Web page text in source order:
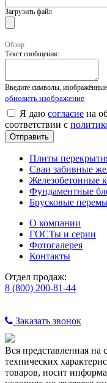
Загрузить файл
Обзор
Текст сообщения:
Введите символы,
обновить изображение
Я даю согласие на
соответствии с
Плиты
Сваи забивные
Железобетонные
Фундаментные
Брусковые
О компании
ГОСТы и серии
Фотогалерея
Контакты
Отдел продаж:
8 (800) 200-81-44
Заказать звонок
Вся представленная на
технических
товаров, носит